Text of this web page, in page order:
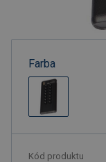
Farba
Kód produktu